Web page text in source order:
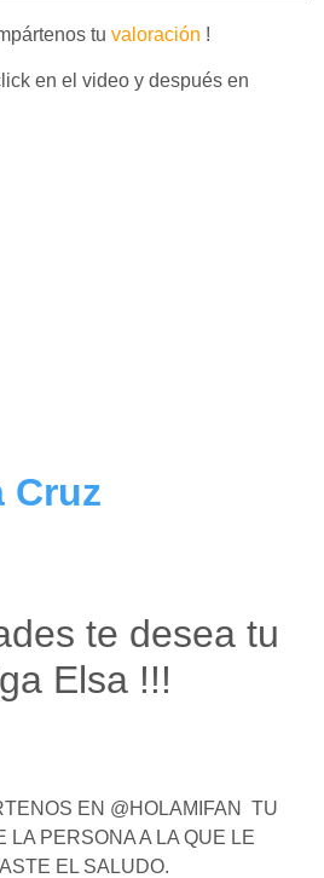
tu valoración !
en el video y después en
Cruz
te desea tu
Elsa !!!
EN @HOLAMIFAN TU
LA PERSONA A LA QUE LE
EL SALUDO.